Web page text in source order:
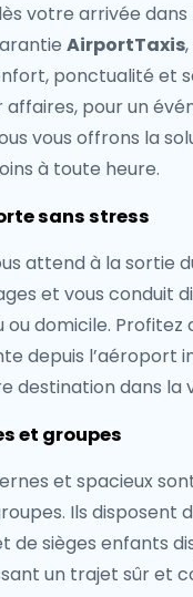
votre arrivée
AirportTaxis
ponctualité et
affaires, pour un
vous offrons la
à toute heure.
sans stress
attend à la sortie
et vous conduit
domicile. Profitez
depuis l’aéroport
destination dans la
et groupes
et spacieux
Ils disposent
de sièges enfants
un trajet sûr et